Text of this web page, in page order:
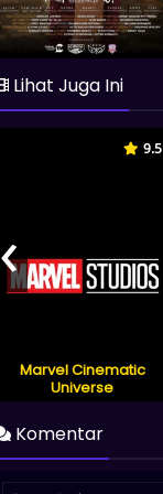
Lihat Juga Ini
9.5
Marvel Cinematic
Universe
‹
Komentar